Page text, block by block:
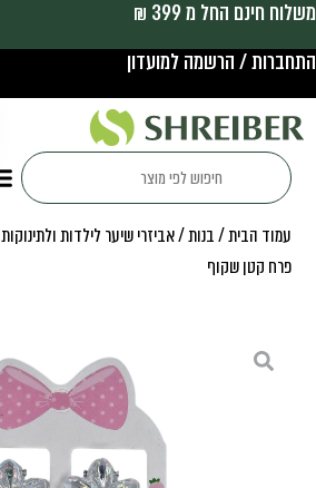
משלוח חינם החל מ 399 ₪
התחברות / הרשמה למועדון
עמוד הבית/בנות/אביזרי שיער לילדות ולתינוקות
פרח קטן שקוף